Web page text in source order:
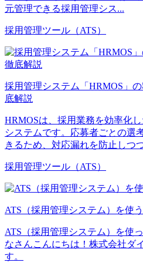
元管理できる採用管理シス...
採用管理ツール（ATS）
採用管理システム「HRMOS」
底解説
HRMOSは、採用業務を効率化
システムです。応募者ごとの選
きるため、対応漏れを防止しつ
採用管理ツール（ATS）
ATS（採用管理システム）を使
ATS（採用管理システム）を使
なさんこんにちは！株式会社ダ
す。